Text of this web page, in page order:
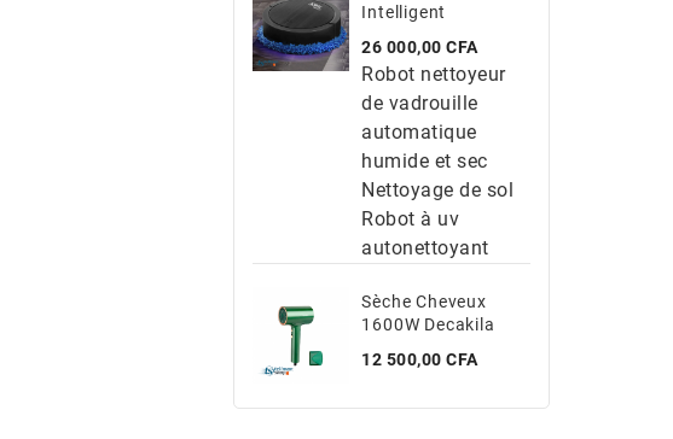
Intelligent
Prix
26 000,00 CFA
Robot nettoyeur
de vadrouille
automatique
humide et sec
Nettoyage de sol
Robot à uv
autonettoyant
Sèche Cheveux
1600W Decakila
Prix
12 500,00 CFA